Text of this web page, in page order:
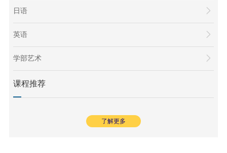
日语
英语
学部艺术
课程推荐
了解更多